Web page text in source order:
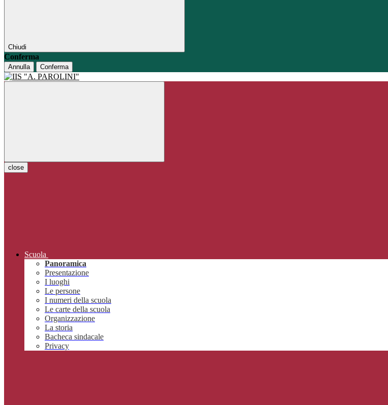
Chiudi
Conferma
Annulla Conferma
close
Scuola
Panoramica
Presentazione
I luoghi
Le persone
I numeri della scuola
Le carte della scuola
Organizzazione
La storia
Bacheca sindacale
Privacy